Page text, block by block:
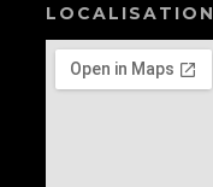
LOCALISATION